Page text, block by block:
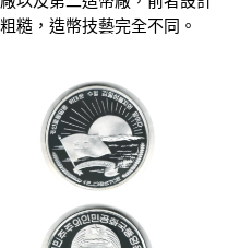
糙，造幣技藝完全不同。